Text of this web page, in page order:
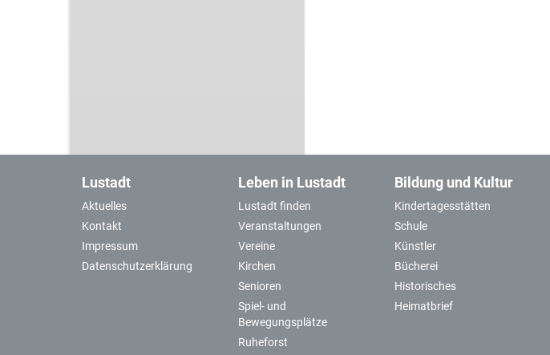
Lustadt
Aktuelles
Kontakt
Impressum
Datenschutzerklärung
Leben in Lustadt
Lustadt finden
Veranstaltungen
Vereine
Kirchen
Senioren
Spiel- und
Bewegungsplätze
Ruheforst
Bildung und Kultur
Kindertagesstätten
Schule
Künstler
Bücherei
Historisches
Heimatbrief